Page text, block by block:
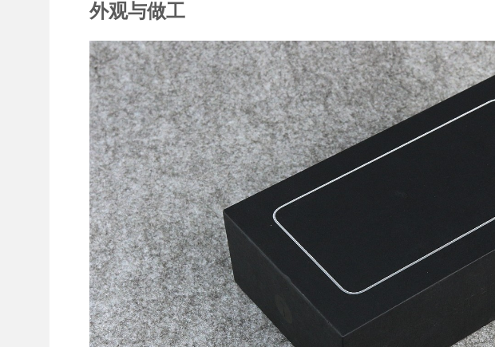
外观与做工